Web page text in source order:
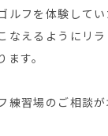
ルフを体験して
なえるようにリ
す。
練習場のご相談